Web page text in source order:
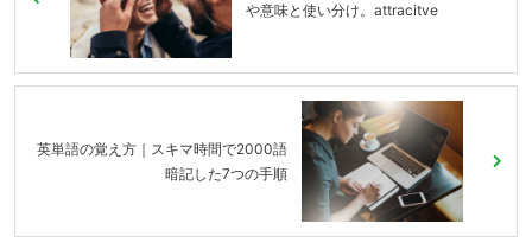
や意味と使い分け。attracitve
英単語の覚え方｜スキマ時間で2000語
暗記した7つの手順